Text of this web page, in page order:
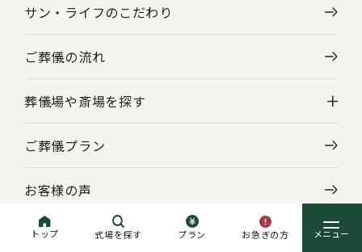
トップ 式場を探す プラン お急ぎの方
サン・ライフのこだわり
ご葬儀の流れ
葬儀場や斎場を探す
神奈川県の葬儀場・斎場一覧
東京都の葬儀場・斎場一覧
ご葬儀プラン
お客様の声
アフターサポート